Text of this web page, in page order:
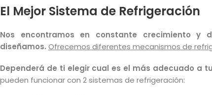
El Mejor Sistema de Refrigeración
Nos encontramos en constante crecimiento y
diseñamos. Ofrecemos diferentes mecanismos de
Dependerá de ti elegir cual es el más adecuado a
pueden funcionar con 2 sistemas de refrigeración: